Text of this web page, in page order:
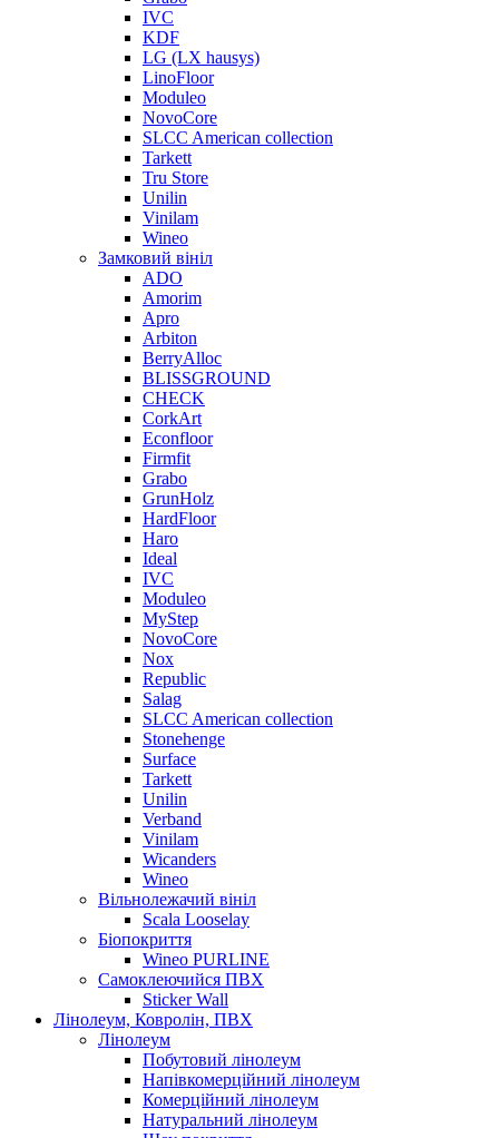
IVC
KDF
LG (LX hausys)
LinoFloor
Moduleo
NovoCore
SLCC American collection
Tarkett
Tru Store
Unilin
Vinilam
Wineo
Замковий вініл
ADO
Amorim
Apro
Arbiton
BerryAlloc
BLISSGROUND
CHECK
CorkArt
Econfloor
Firmfit
Grabo
GrunHolz
HardFloor
Haro
Ideal
IVC
Moduleo
MyStep
NovoCore
Nox
Republic
Salag
SLCC American collection
Stonehenge
Surface
Tarkett
Unilin
Verband
Vinilam
Wicanders
Wineo
Вільнолежачий вініл
Scala Looselay
Біопокриття
Wineo PURLINE
Самоклеючийся ПВХ
Sticker Wall
Лінолеум, Ковролін, ПВХ
Лінолеум
Побутовий лінолеум
Напівкомерційний лінолеум
Комерційний лінолеум
Натуральний лінолеум